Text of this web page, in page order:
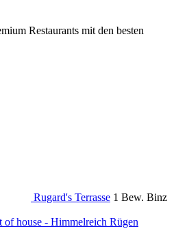
Restaurants mit den besten
Rugard's Terrasse 1 Bew. Binz